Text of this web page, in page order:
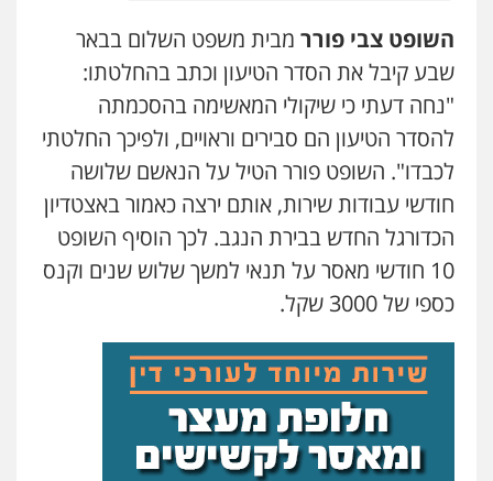
עו"ד מוחמד סביחאת
פלילי תעבורה פשיעה כלכלית
0525077716
עו"ד אמיר נאטור
פלילי פשיעה חמורה צווארון לבן מעצרים
0543326767
חנא בולוס – משרד עורכי דין
פלילי פשיעה חמורה
0546661544
עו"ד ראוף נג'אר
פלילי עורכי דין לענייני אסירים
סמים רכוש
השופט צבי פורר מבית משפט השלום בבאר
שבע קיבל את הסדר הטיעון וכתב בהחלטתו:
"נחה דעתי כי שיקולי המאשימה בהסכמתה
להסדר הטיעון הם סבירים וראויים, ולפיכך החלטתי
לכבדו". השופט פורר הטיל על הנאשם שלושה
חודשי עבודות שירות, אותם ירצה כאמור באצטדיון
הכדורגל החדש בבירת הנגב. לכך הוסיף השופט
10 חודשי מאסר על תנאי למשך שלוש שנים וקנס
כספי של 3000 שקל.
0507003001
עו"ד אבי כהן
פלילי פשיעה חמורה קטינים אלימות
סמים עבירות מין
0523647066
קורל קרוז – עורך דין פלילי
משפט פלילי
0545437431
עו"ד עלי סעדי
פלילי פשיעה חמורה ליווי וייצוג בחקירות
0508824984